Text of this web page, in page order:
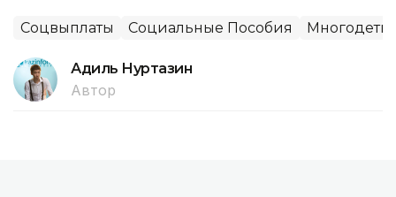
Соцвыплаты Социальные Пособия
Адиль Нуртазин
Автор